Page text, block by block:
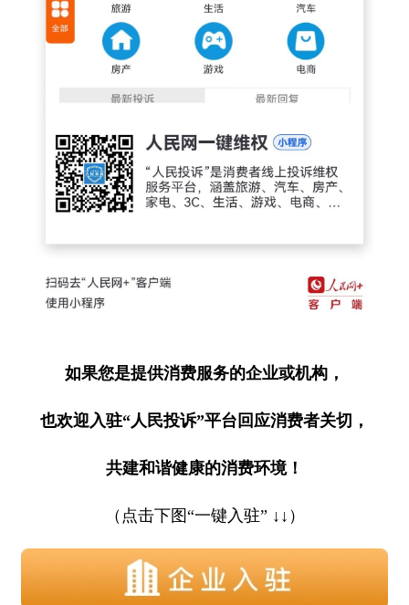
如果您是提供消费服务的企业或机构，
也欢迎入驻“人民投诉”平台回应消费者关切，
共建和谐健康的消费环境！
（点击下图“一键入驻” ↓↓）